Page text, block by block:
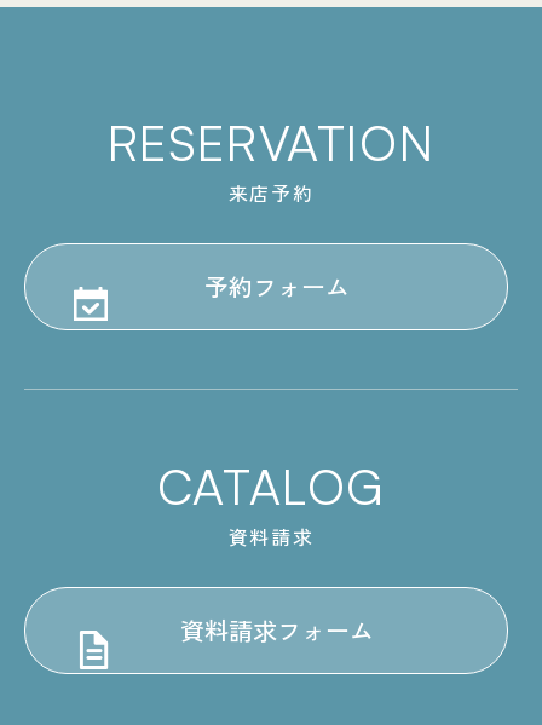
RESERVATION
来店予約
予約フォーム
CATALOG
資料請求
資料請求フォーム